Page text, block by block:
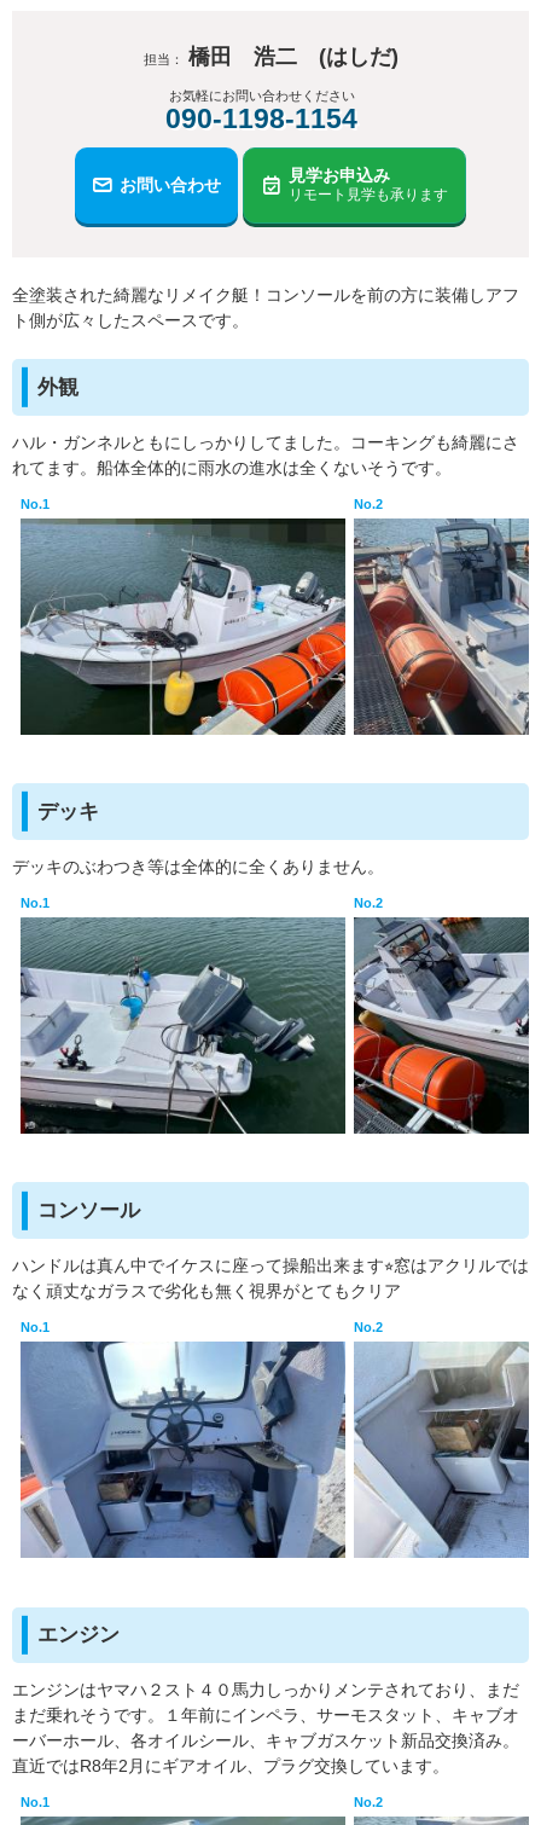
担当： 橋田 浩二 (はしだ)
お気軽にお問い合わせください
090-1198-1154
お問い合わせ 見学お申込み
リモート見学も承ります
全塗装された綺麗なリメイク艇！コンソールを前の方に装備しアフ
ト側が広々したスペースです。
外観
ハル・ガンネルともにしっかりしてました。コーキングも綺麗にさ
れてます。船体全体的に雨水の進水は全くないそうです。
No.1 No.2
デッキ
デッキのぶわつき等は全体的に全くありません。
No.1 No.2
コンソール
ハンドルは真ん中でイケスに座って操船出来ます⭐︎窓はアクリルでは
なく頑丈なガラスで劣化も無く視界がとてもクリア
No.1 No.2
エンジン
エンジンはヤマハ２スト４０馬力しっかりメンテされており、まだ
まだ乗れそうです。１年前にインペラ、サーモスタット、キャブオ
ーバーホール、各オイルシール、キャブガスケット新品交換済み。
直近ではR8年2月にギアオイル、プラグ交換しています。
No.1 No.2